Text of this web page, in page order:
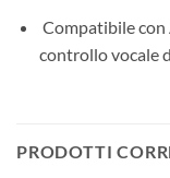
Compatibile
controllo vocale
PRODOTTI